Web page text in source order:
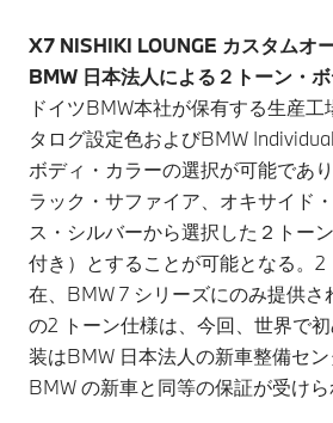
X7 NISHIKI LOUNGE カスタムオ
BMW 日本法人による２トーン・
ドイツBMW本社が保有する生産工
タログ設定色およびBMW
ボディ・カラーの選択が可能であ
ラック・サファイア、オキサイド
ス・シルバーから選択した２トー
付き）とすることが可能となる。2
在、BMW 7 シリーズにのみ提供さ
の2 トーン仕様は、今回、世界で
装はBMW 日本法人の新車整備セン
BMW の新車と同等の保証が受けら